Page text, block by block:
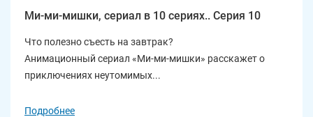
Ми-ми-мишки, сериал в 10 сериях.. Серия 10
Что полезно съесть на завтрак?
Анимационный сериал «Ми-ми-мишки» расскажет о
приключениях неутомимых...
Подробнее